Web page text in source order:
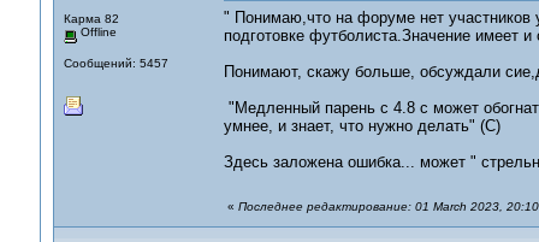
Карма 82
Offline
Сообщений: 5457
" Понимаю,что на форуме нет
подготовке футболиста.Значение имеет
Понимают, скажу больше, обсуждали
"Медленный парень с 4.8 с может
умнее, и знает, что нужно делать" (С)
Здесь заложена ошибка... может "
« Последнее редактирование: 01 March 2023,